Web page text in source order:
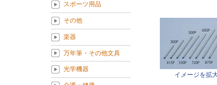
イメージを拡
スポーツ用品
その他
楽器
万年筆・その他文具
光学機器